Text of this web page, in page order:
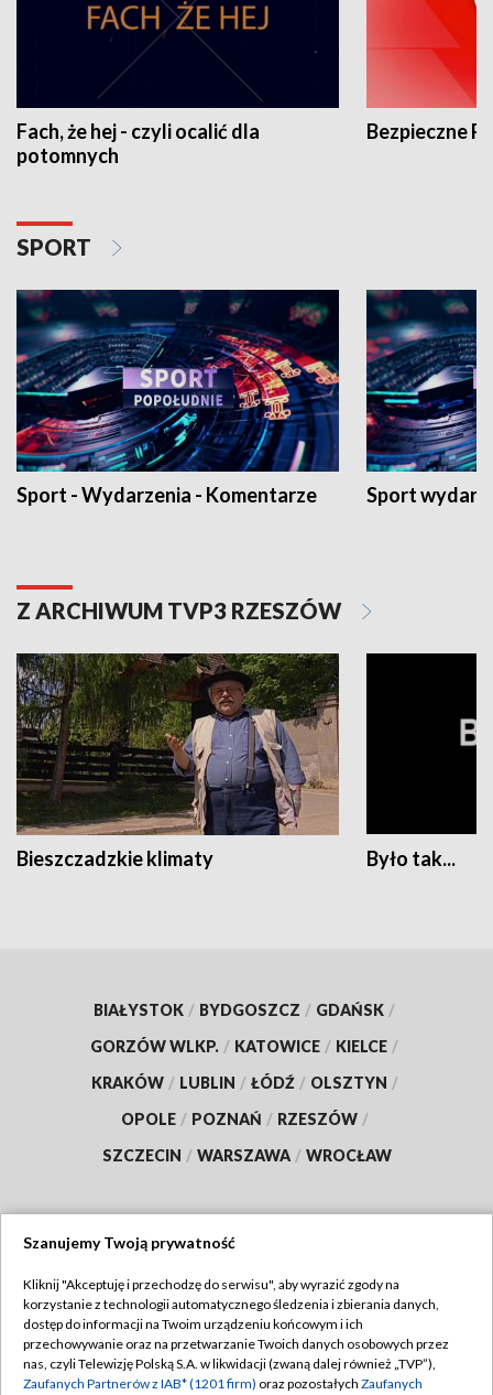
Fach, że hej - czyli ocalić dla
potomnych
Bezpieczne
SPORT
Sport - Wydarzenia - Komentarze Sport
Z ARCHIWUM TVP3 RZESZÓW
Bieszczadzkie klimaty Było tak...
BIAŁYSTOK / BYDGOSZCZ / GDAŃSK /
GORZÓW WLKP. / KATOWICE / KIELCE /
KRAKÓW / LUBLIN / ŁÓDŹ / OLSZTYN /
OPOLE / POZNAŃ / RZESZÓW /
SZCZECIN / WARSZAWA / WROCŁAW
TVP
Abonament TVP
Emisja w TVP
Regulamin TVP
Polityka prywatności
Szanujemy Twoją prywatność
Kliknij "Akceptuję i przechodzę do serwisu", aby wyrazić zgody na
korzystanie z technologii automatycznego śledzenia i zbierania danych,
dostęp do informacji na Twoim urządzeniu końcowym i ich
przechowywanie oraz na przetwarzanie Twoich danych osobowych przez
nas, czyli Telewizję Polską S.A. w likwidacji (zwaną dalej również „TVP”),
Zaufanych Partnerów z IAB* (1201 firm) oraz pozostałych Zaufanych